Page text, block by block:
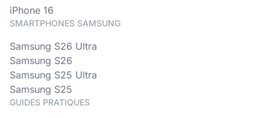
iPhone 16
SMARTPHONES SAMSUNG
Samsung S26 Ultra
Samsung S26
Samsung S25 Ultra
Samsung S25
GUIDES PRATIQUES